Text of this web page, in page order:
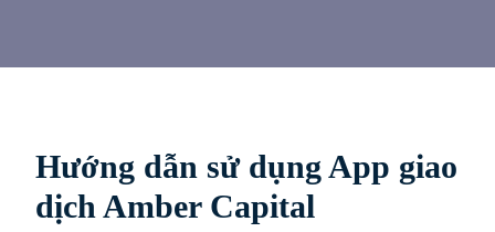
Hướng dẫn sử dụng App giao
dịch Amber Capital